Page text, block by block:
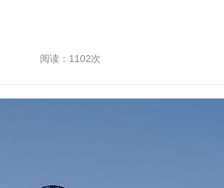
阅读：1102次